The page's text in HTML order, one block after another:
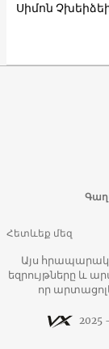
Սիմոն
Հետևեք մեզ
Այս
եզրույթները և
որ
2025